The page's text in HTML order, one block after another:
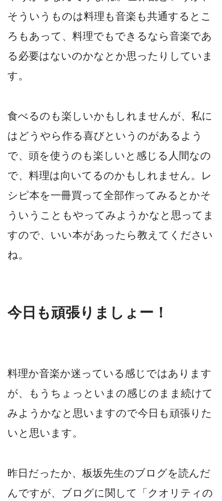
そういうものは料理も音楽も共通するとこ
ろもあって、料理でもできるなら音楽であ
る必要はないのかなとか思ったりしていま
す。
食べるのも楽しいかもしれませんが、私に
はどうやら作る喜びというのがあるよう
で、頭を使うのも楽しいと感じる人間なの
で、料理は向いてるのかもしれません。レ
シピ本を一冊買って全部作ってみるとかそ
ういうこともやってみようかなと思ってま
すので、いい本があったら教えてください
ね。
今日も頑張りましょー！
料理か音楽か迷っている感じではあります
が、もうちょっといまの感じのまま続けて
みようかなと思いますので今日も頑張りた
いと思います。
昨日だったか、板坂先生のブログを読んだ
んですが、ブログに関して「クオリティの